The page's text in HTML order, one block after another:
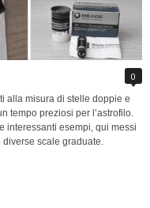
0
alla misura di stelle doppie e
tempo preziosi per l’astrofilo.
interessanti esempi, qui messi
scale graduate.